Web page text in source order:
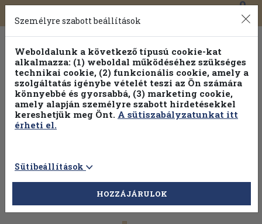
Toggle
navigation
0
Válogasson több mint 30 000 kötet közül
Hobbi témakörökben20% kedvezménnyel!
Személyre szabott beállítások
Weboldalunk a következő típusú cookie-kat
alkalmazza: (1) weboldal működéséhez szükséges
technikai cookie, (2) funkcionális cookie, amely a
szolgáltatás igénybe vételét teszi az Ön számára
könnyebbé és gyorsabbá, (3) marketing cookie,
amely alapján személyre szabott hirdetésekkel
kereshetjük meg Önt. A sütiszabályzatunkat itt
érheti el.
Sütibeállítások
HOZZÁJÁRULOK